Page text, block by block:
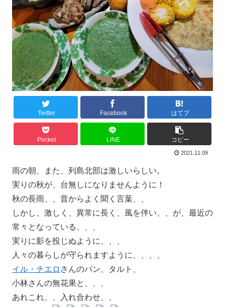
Twitter Facebook はてブ
Pocket LINE コピー
2021.11.09
雨の朝、また、列島北部は激しいらしい。
実りの秋が、台無しになりませんように！
秋の長雨、、昔からよく聞く言葉、、
しかし、激しく、異常に長く、風を伴い、、が、最近の
常々となっている、、、
実りに影を投じぬように、、、
人々の暮らしが守られますように、、、、
イル・チエロ さんのパン、タルト、
小林さんの無花果と、、、
あれこれ、、入れ合わせ、、